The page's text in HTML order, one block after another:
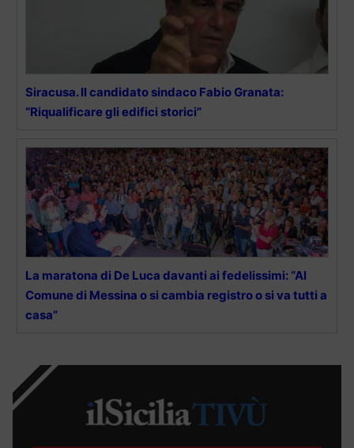
Siracusa. Il candidato sindaco Fabio Granata:
“Riqualificare gli edifici storici”
La maratona di De Luca davanti ai fedelissimi: “Al
Comune di Messina o si cambia registro o si va tutti a
casa”